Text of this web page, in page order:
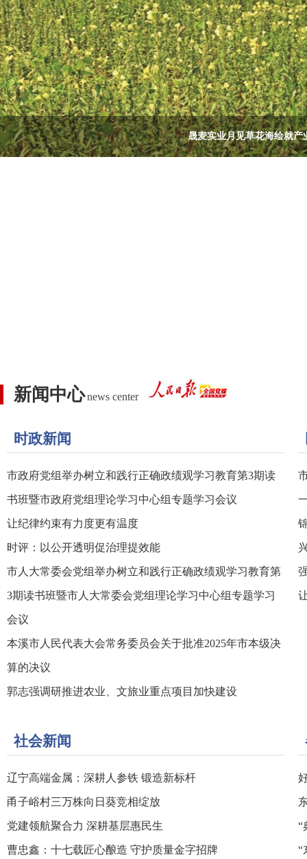
晟麦实业月见草花海绘就产
新闻中心news center
时政新闻
市政府党组举办树立和践行正确政绩观学习教育第3期读
书班暨市政府党组理论学习中心组专题学习会议
让纪律约束有力度更有温度
时评：以公开透明促治理提效能
市人大常委会党组举办树立和践行正确政绩观学习教育第
3期读书班暨市人大常委会党组理论学习中心组专题学习
会议
本溪市人民代表大会常务委员会关于批准2025年市本级决
算的决议
郭志强调研推进农业、文旅业重点项目加快建设
社会新闻
辽宁高端金属：深耕人参铁 锻造新标杆
甬子峪村三万株向日葵竞相绽放
党建领航聚合力 深耕基层惠民生
曹忠鑫：十七载匠心酿造 守护质量金字招牌
“
“